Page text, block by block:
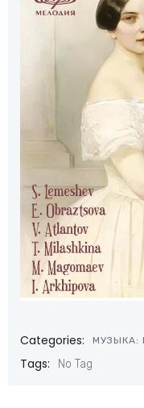
Categories: МУЗЫКА:
Tags: No Tag